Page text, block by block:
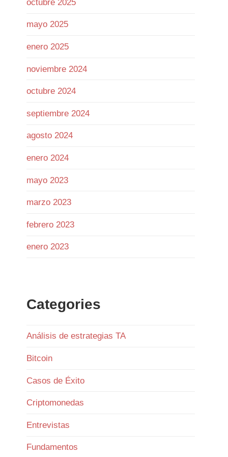
José Siles | AI | Data
@josesilesdata
LÍMITE DE USO DIARIO."
Ramiro (Book&Trading)
calma tensa.
Con funding neutral y OI bajando
En el libro de órdenes, el soporte en
avance.
Gentleman Programming
octubre 2025
mayo 2025
enero 2025
noviembre 2024
octubre 2024
septiembre 2024
agosto 2024
enero 2024
mayo 2023
marzo 2023
febrero 2023
enero 2023
Categories
Análisis de estrategias TA
Bitcoin
Casos de Éxito
Criptomonedas
Entrevistas
Fundamentos